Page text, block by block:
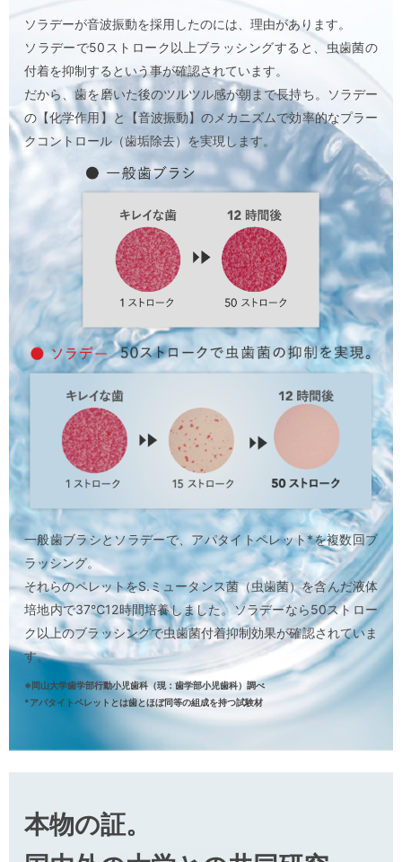
ソラデーが音波振動を採用したのには、理由があります。
ソラデーで50ストローク以上ブラッシングすると、虫歯菌の
付着を抑制するという事が確認されています。
だから、歯を磨いた後のツルツル感が朝まで長持ち。ソラデー
の【化学作用】と【音波振動】のメカニズムで効率的なプラー
クコントロール（歯垢除去）を実現します。
一般歯ブラシとソラデーで、アパタイトペレット*を複数回ブ
ラッシング。
それらのペレットをS.ミュータンス菌（虫歯菌）を含んだ液体
培地内で37℃12時間培養しました。ソラデーなら50ストロー
ク以上のブラッシングで虫歯菌付着抑制効果が確認されていま
す。
※岡山大学歯学部行動小児歯科（現：歯学部小児歯科）調べ
*アパタイトペレットとは歯とほぼ同等の組成を持つ試験材
本物の証。